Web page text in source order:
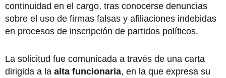
continuidad en el cargo, tras conocerse denuncias
sobre el uso de firmas falsas y afiliaciones indebidas
en procesos de inscripción de partidos políticos.
La solicitud fue comunicada a través de una carta
dirigida a la alta funcionaria, en la que expresa su